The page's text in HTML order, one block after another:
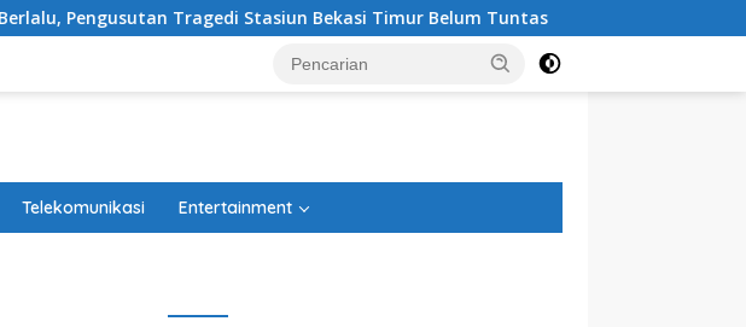
Stasiun Bekasi Timur Belum Tuntas Anggota DPRD Kota Bekasi Suryo
Telekomunikasi Entertainment